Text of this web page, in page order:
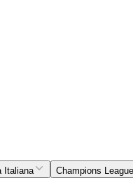
Italiana Champions League